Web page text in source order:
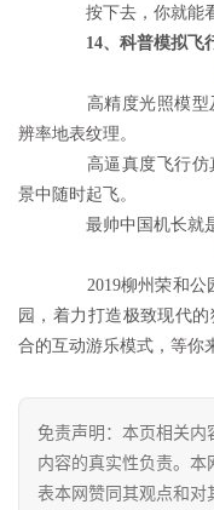
性
健
康
关
于
按下去，你就能看
14、科普模拟飞
高精度光照模型
辨率地表纹理。
高逼真度飞行仿
景中随时起飞。
最帅中国机长就
2019柳州荣和公
园，着力打造极致现代
合的互动游乐模式，等你
免责声明：本页相关
内容的真实性负责。
表本网赞同其观点和